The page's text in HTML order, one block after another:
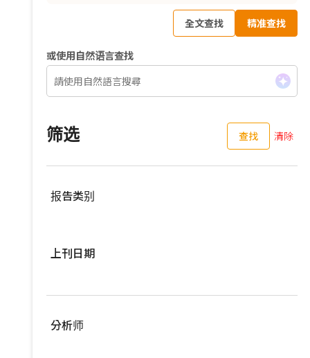
全文查找 精准查找
或使用自然语言查找
筛选 查找 清除
报告类别
亚洲供应链
宽频与无线
上刊日期
分析师